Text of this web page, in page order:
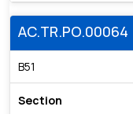
AC.TR.PO.00064
B51